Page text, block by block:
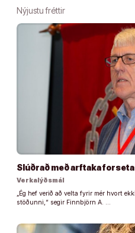
Nýjustu fréttir
Slúðrað með arftaka
Verkalýðsmál
„Ég hef verið að velta fyrir mér hvort
stöðunni,“ segir Finnbjörn A. …